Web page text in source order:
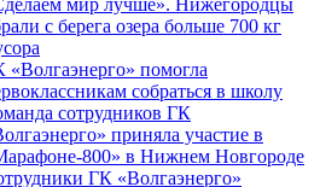
мир лучше». Нижегородцы
с берега озера больше 700 кг
«Волгаэнерго» помогла
собраться в школу
сотрудников ГК
приняла участие в
800» в Нижнем Новгороде
ГК «Волгаэнерго»